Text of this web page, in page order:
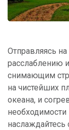
Отправляясь
расслаблению
снимающим
на чистейших
океана, и
наслаждайтесь